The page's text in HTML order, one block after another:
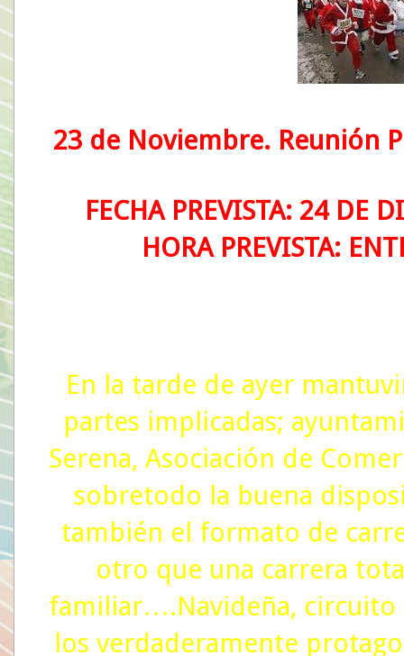
23 de Noviembre. Reunión
FECHA PREVISTA: 24 DE
HORA PREVISTA:
En la tarde de ayer
partes implicadas;
Serena, Asociación de
sobretodo la buena
también el formato de
otro que una carrera
familiar….Navideña, circuito
los verdaderamente